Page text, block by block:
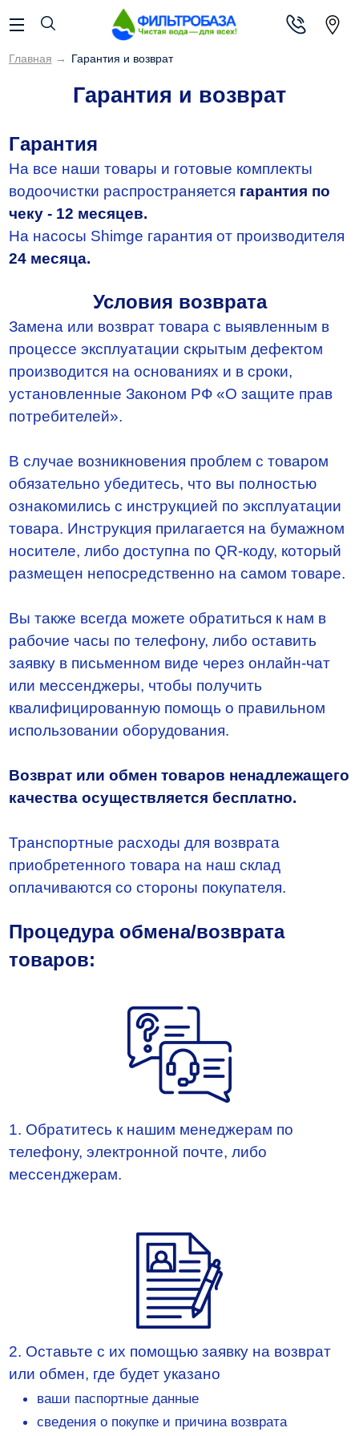
Главная → Гарантия и возврат
Гарантия и возврат
Гарантия
На все наши товары и готовые комплекты
водоочистки распространяется гарантия по
чеку - 12 месяцев.
На насосы Shimge гарантия от производителя
24 месяца.
Условия возврата
Замена или возврат товара с выявленным в
процессе эксплуатации скрытым дефектом
производится на основаниях и в сроки,
установленные Законом РФ «О защите прав
потребителей».
В случае возникновения проблем с товаром
обязательно убедитесь, что вы полностью
ознакомились с инструкцией по эксплуатации
товара. Инструкция прилагается на бумажном
носителе, либо доступна по QR-коду, который
размещен непосредственно на самом товаре.
Вы также всегда можете обратиться к нам в
рабочие часы по телефону, либо оставить
заявку в письменном виде через онлайн-чат
или мессенджеры, чтобы получить
квалифицированную помощь о правильном
использовании оборудования.
Возврат или обмен товаров ненадлежащего
качества осуществляется бесплатно.
Транспортные расходы для возврата
приобретенного товара на наш склад
оплачиваются со стороны покупателя.
Процедура обмена/возврата
товаров:
1. Обратитесь к нашим менеджерам по
телефону, электронной почте, либо
мессенджерам.
2. Оставьте с их помощью заявку на возврат
или обмен, где будет указано
ваши паспортные данные
сведения о покупке и причина возврата